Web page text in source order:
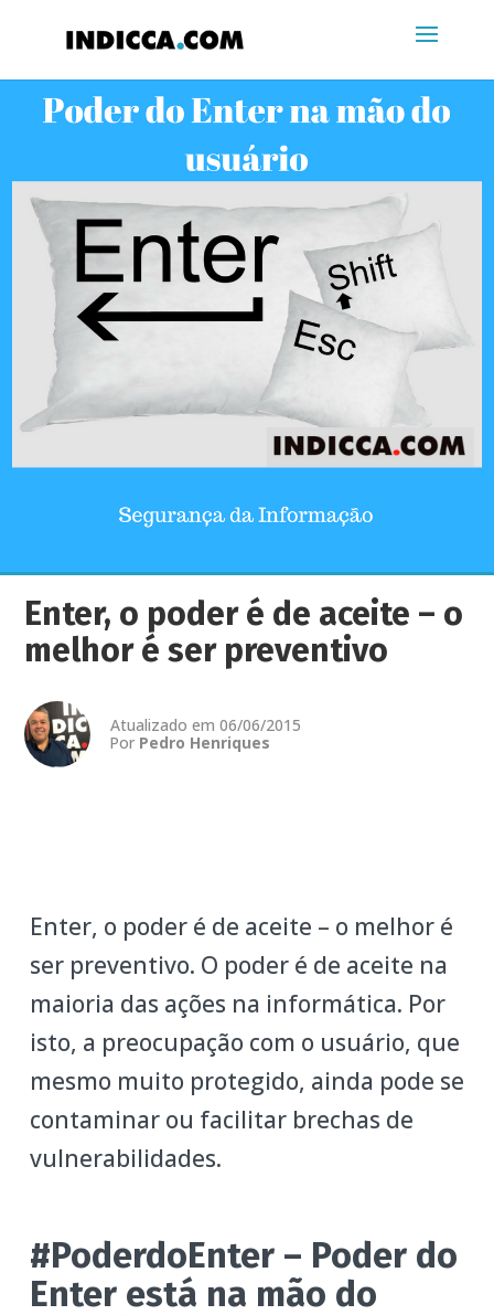
Enter, o poder é de aceite – o
melhor é ser preventivo
Atualizado em 06/06/2015
Por Pedro Henriques
Enter, o poder é de aceite – o melhor é
ser preventivo. O poder é de aceite na
maioria das ações na informática. Por
isto, a preocupação com o usuário, que
mesmo muito protegido, ainda pode se
contaminar ou facilitar brechas de
vulnerabilidades.
#PoderdoEnter – Poder do
Enter está na mão do